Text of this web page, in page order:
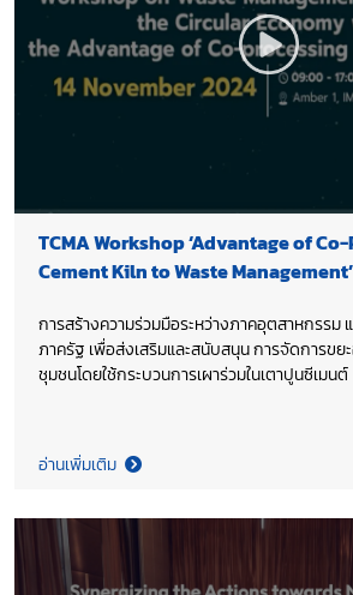
TCMA Workshop ‘Advantage of
Cement Kiln to Waste Management’
การสร้างความร่วมมือระหว่างภาคอุตสาหกรรม
ภาครัฐ เพื่อส่งเสริมและสนับสนุน การจัดการขย
ชุมชนโดยใช้กระบวนการเผาร่วมในเตาปูนซีเมนต์
อ่านเพิ่มเติม